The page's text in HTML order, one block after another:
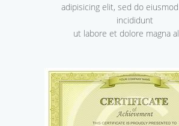
adipisicing elit, sed do
incididunt
ut labore et dolore magna